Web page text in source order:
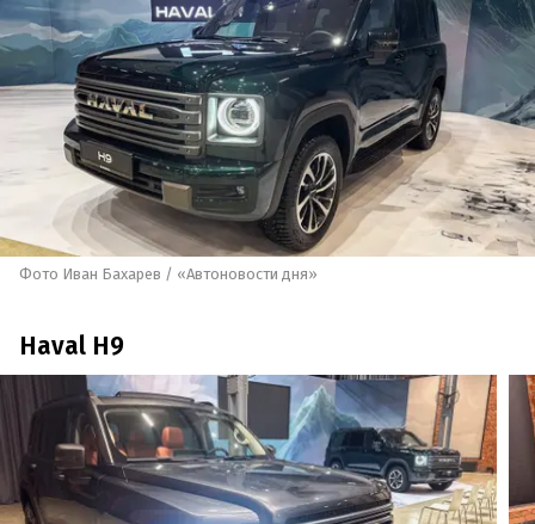
Фото Иван Бахарев / «Автоновости дня»
Haval H9